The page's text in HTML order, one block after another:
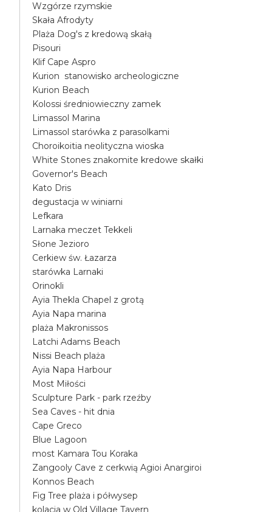
Wzgórze rzymskie
Skała Afrodyty
Plaża Dog's z kredową skałą
Pisouri
Klif Cape Aspro
Kurion stanowisko archeologiczne
Kurion Beach
Kolossi średniowieczny zamek
Limassol Marina
Limassol starówka z parasolkami
Choroikoitia neolityczna wioska
White Stones znakomite kredowe skałki
Governor's Beach
Kato Dris
degustacja w winiarni
Lefkara
Larnaka meczet Tekkeli
Słone Jezioro
Cerkiew św. Łazarza
starówka Larnaki
Orinokli
Ayia Thekla Chapel z grotą
Ayia Napa marina
plaża Makronissos
Latchi Adams Beach
Nissi Beach plaża
Ayia Napa Harbour
Most Miłości
Sculpture Park - park rzeźby
Sea Caves - hit dnia
Cape Greco
Blue Lagoon
most Kamara Tou Koraka
Zangooly Cave z cerkwią Agioi Anargiroi
Konnos Beach
Fig Tree plaża i półwysep
kolacja w Old Village Tavern